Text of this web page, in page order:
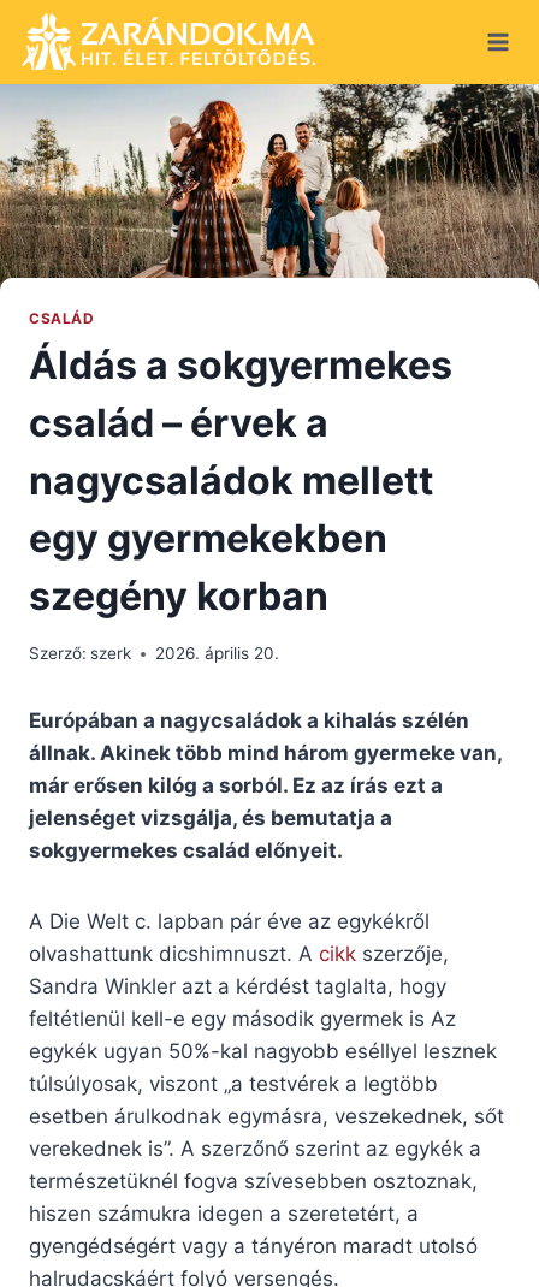
content
CSALÁD
Áldás a sokgyermekes
család – érvek a
nagycsaládok mellett
egy gyermekekben
szegény korban
Szerző: szerk 2026. április 20.
Európában a nagycsaládok a kihalás szélén
állnak. Akinek több mind három gyermeke van,
már erősen kilóg a sorból. Ez az írás ezt a
jelenséget vizsgálja, és bemutatja a
sokgyermekes család előnyeit.
A Die Welt c. lapban pár éve az egykékről
olvashattunk dicshimnuszt. A cikk szerzője,
Sandra Winkler azt a kérdést taglalta, hogy
feltétlenül kell-e egy második gyermek is Az
egykék ugyan 50%-kal nagyobb eséllyel lesznek
túlsúlyosak, viszont „a testvérek a legtöbb
esetben árulkodnak egymásra, veszekednek, sőt
verekednek is”. A szerzőnő szerint az egykék a
természetüknél fogva szívesebben osztoznak,
hiszen számukra idegen a szeretetért, a
gyengédségért vagy a tányéron maradt utolsó
halrudacskáért folyó versengés.